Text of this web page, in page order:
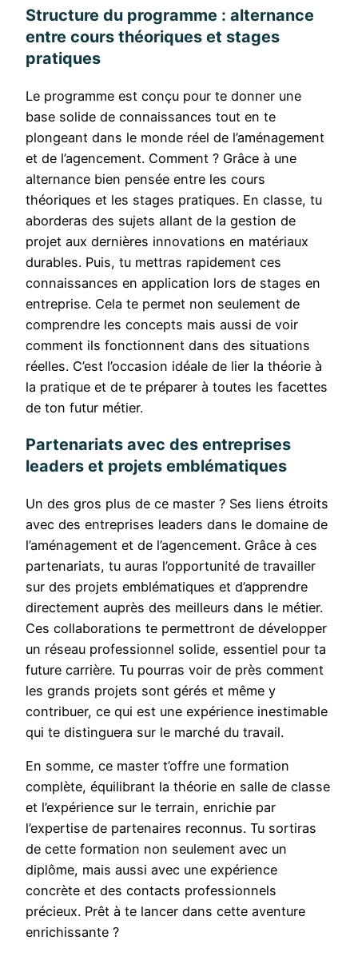
Structure du programme : alternance
entre cours théoriques et stages
pratiques
Le programme est conçu pour te donner une
base solide de connaissances tout en te
plongeant dans le monde réel de l’aménagement
et de l’agencement. Comment ? Grâce à une
alternance bien pensée entre les cours
théoriques et les stages pratiques. En classe, tu
aborderas des sujets allant de la gestion de
projet aux dernières innovations en matériaux
durables. Puis, tu mettras rapidement ces
connaissances en application lors de stages en
entreprise. Cela te permet non seulement de
comprendre les concepts mais aussi de voir
comment ils fonctionnent dans des situations
réelles. C’est l’occasion idéale de lier la théorie à
la pratique et de te préparer à toutes les facettes
de ton futur métier.
Partenariats avec des entreprises
leaders et projets emblématiques
Un des gros plus de ce master ? Ses liens étroits
avec des entreprises leaders dans le domaine de
l’aménagement et de l’agencement. Grâce à ces
partenariats, tu auras l’opportunité de travailler
sur des projets emblématiques et d’apprendre
directement auprès des meilleurs dans le métier.
Ces collaborations te permettront de développer
un réseau professionnel solide, essentiel pour ta
future carrière. Tu pourras voir de près comment
les grands projets sont gérés et même y
contribuer, ce qui est une expérience inestimable
qui te distinguera sur le marché du travail.
En somme, ce master t’offre une formation
complète, équilibrant la théorie en salle de classe
et l’expérience sur le terrain, enrichie par
l’expertise de partenaires reconnus. Tu sortiras
de cette formation non seulement avec un
diplôme, mais aussi avec une expérience
concrète et des contacts professionnels
précieux. Prêt à te lancer dans cette aventure
enrichissante ?